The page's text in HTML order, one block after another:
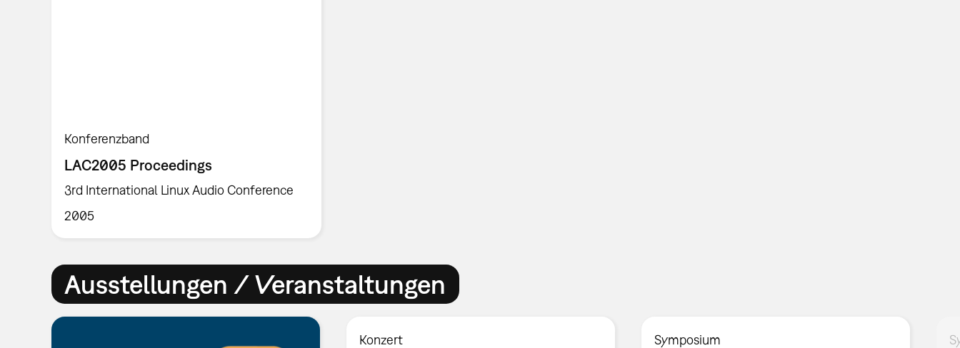
Konferenzband
LAC2005 Proceedings
3rd International Linux Audio Conference
2005
Ausstellungen / Veranstaltungen
Konzert Symposium